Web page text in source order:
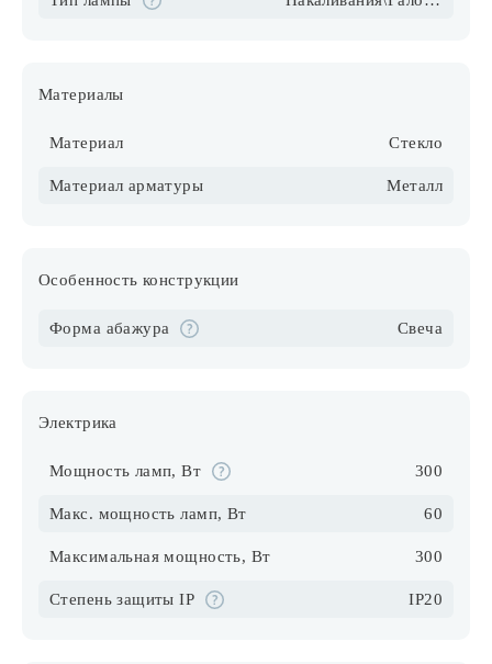
Материалы
Материал Стекло
Материал арматуры Металл
Особенность конструкции
Форма абажура Свеча
Электрика
Мощность ламп, Вт 300
Макс. мощность ламп, Вт 60
Максимальная мощность, Вт 300
Степень защиты IP IP20